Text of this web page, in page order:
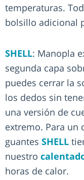
temperaturas.
bolsillo adicional
SHELL: Manopla
segunda capa
puedes cerrar la
los dedos sin
una versión de
extremo. Para un
guantes SHELL
nuestro
horas de calor.